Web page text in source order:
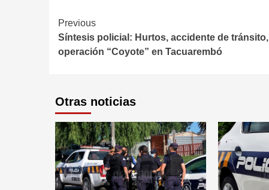
Continue
Reading
Previous
Síntesis policial: Hurtos, accidente de tránsito,
operación “Coyote” en Tacuarembó
Otras noticias